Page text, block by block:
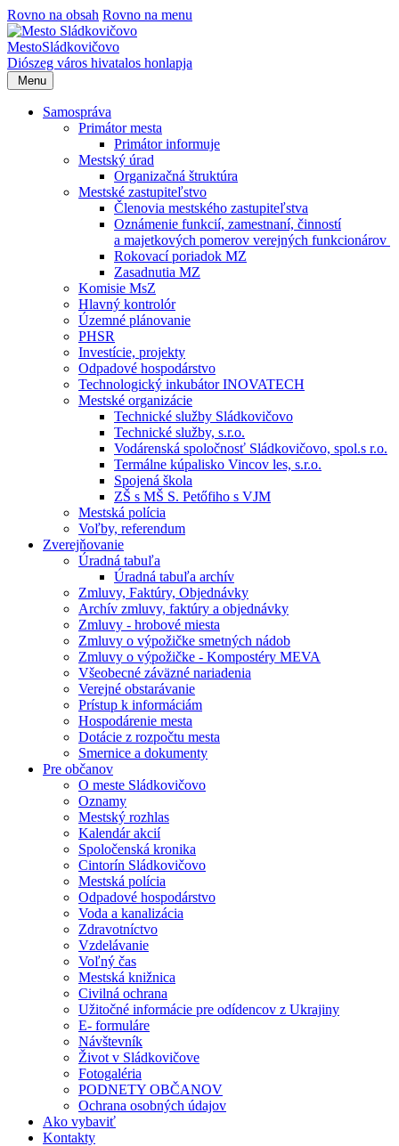
Rovno na obsah Rovno na menu
MestoSládkovičovo
Diószeg város hivatalos honlapja
Menu
Samospráva
Primátor mesta
Primátor informuje
Mestský úrad
Organizačná štruktúra
Mestské zastupiteľstvo
Členovia mestského zastupiteľstva
Oznámenie funkcií, zamestnaní, činností
a majetkových pomerov verejných funkcionárov
Rokovací poriadok MZ
Zasadnutia MZ
Komisie MsZ
Hlavný kontrolór
Územné plánovanie
PHSR
Investície, projekty
Odpadové hospodárstvo
Technologický inkubátor INOVATECH
Mestské organizácie
Technické služby Sládkovičovo
Technické služby, s.r.o.
Vodárenská spoločnosť Sládkovičovo, spol.s r.o.
Termálne kúpalisko Vincov les, s.r.o.
Spojená škola
ZŠ s MŠ S. Petőfiho s VJM
Mestská polícia
Voľby, referendum
Zverejňovanie
Úradná tabuľa
Úradná tabuľa archív
Zmluvy, Faktúry, Objednávky
Archív zmluvy, faktúry a objednávky
Zmluvy - hrobové miesta
Zmluvy o výpožičke smetných nádob
Zmluvy o výpožičke - Kompostéry MEVA
Všeobecné záväzné nariadenia
Verejné obstarávanie
Prístup k informáciám
Hospodárenie mesta
Dotácie z rozpočtu mesta
Smernice a dokumenty
Pre občanov
O meste Sládkovičovo
Oznamy
Mestský rozhlas
Kalendár akcií
Spoločenská kronika
Cintorín Sládkovičovo
Mestská polícia
Odpadové hospodárstvo
Voda a kanalizácia
Zdravotníctvo
Vzdelávanie
Voľný čas
Mestská knižnica
Civilná ochrana
Užitočné informácie pre odídencov z Ukrajiny
E- formuláre
Návštevník
Život v Sládkovičove
Fotogaléria
PODNETY OBČANOV
Ochrana osobných údajov
Ako vybaviť
Kontakty